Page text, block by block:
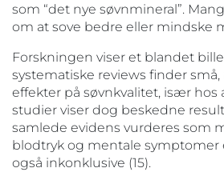
som “det nye søvnmineral”.
om at sove bedre eller mindske
Forskningen viser et blandet
systematiske reviews finder
effekter på søvnkvalitet, især hos
studier viser dog beskedne
samlede evidens vurderes som
blodtryk og mentale symptomer
også inkonklusive (15).